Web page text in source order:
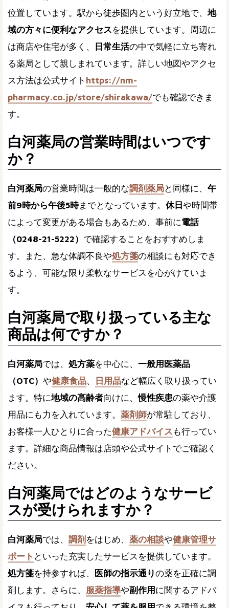
位置しています。駅から徒歩圏内という好立地で、 地
域の方々に便利なアクセスを提供しています。周辺に
は商店や住宅が多く、 日常生活の中で気軽に立ち寄れ
る薬局として親しまれています。詳しい地図やアクセ
ス方法は公式サイト https://nm-
pharmacy.co.jp/store/shirakawa/でも確認できま
す。
白河薬局の営業時間はいつです
か？
白河薬局の営業時間は一般的な調剤薬局と同様に、 午
前9時から午後5時までとなっています。 休日や時間帯
によって変更がある場合もあるため、事前に電話
（0248-21-5222） で確認することをおすすめしま
す。また、急な体調不良や処方箋の相談にも対応でき
るよう、可能な限り柔軟なサービスを心がけていま
す。
白河薬局で取り扱っている主な
商品は何ですか？
白河薬局では、 処方薬を中心に、 一般用医薬品
（OTC） や健康食品、 日用品など幅広く取り扱ってい
ます。特に地域の高齢者向けに、慢性疾患の薬や介護
用品にも力を入れています。 薬剤師が常駐しており、
お客様一人ひとりに合った健康アドバイス も行ってい
ます。詳細な商品情報は店頭や公式サイトでご確認く
ださい。
白河薬局ではどのようなサービ
スが受けられますか？
白河薬局では、 調剤 をはじめ、 薬の相談や健康管理サ
ポート といった充実したサービスを提供しています。
処方箋を持参すれば、 医師の指示通りの薬を正確に調
剤します。さらに、 服薬指導や副作用に関するアドバ